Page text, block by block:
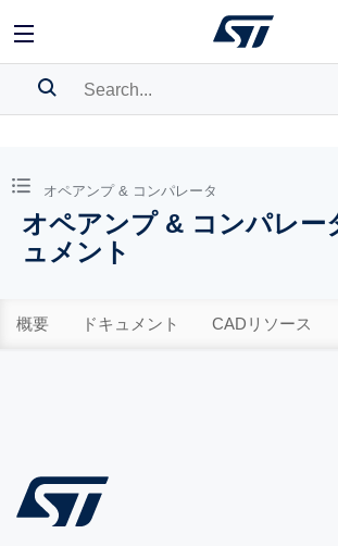
BOOKMARK
Please log into show your saved
オペアンプ & コンパレータ
オペアンプ & コンパレー
ュメント
概要 ドキュメント CADリソース